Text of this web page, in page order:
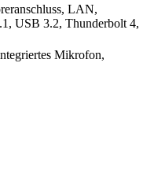
LAN,
USB 3.2, Thunderbolt 4,
Mikrofon,